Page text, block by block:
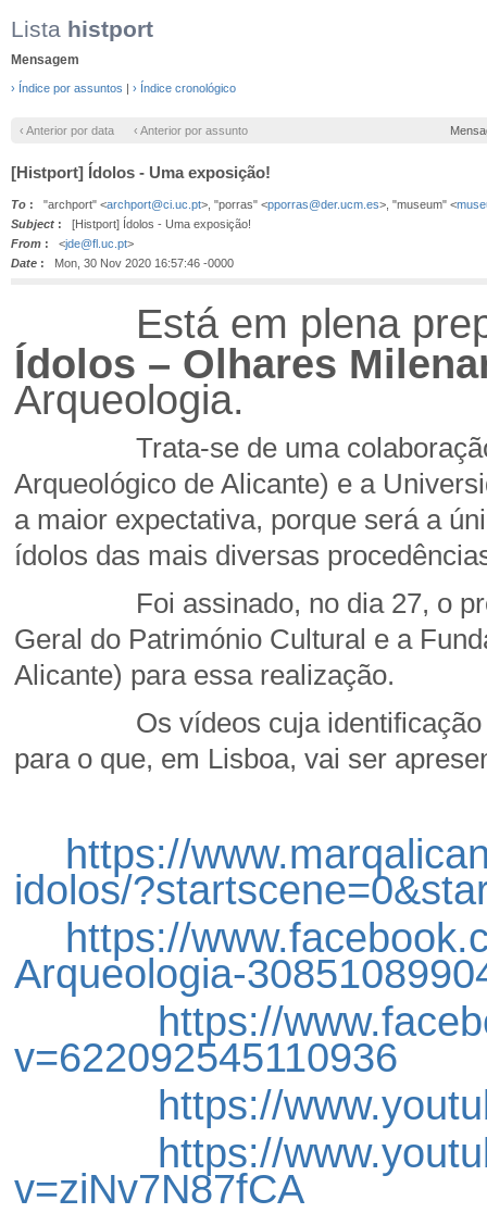
Lista histport
Mensagem
› Índice por assuntos | › Índice cronológico
‹ Anterior por data ‹ Anterior por assunto
[Histport] Ídolos - Uma exposição!
To : "archport" <archport@ci.uc.pt>, "porras" <pporras@der.ucm.es>, "museum" <
Subject : [Histport] Ídolos - Uma exposição!
From : <jde@fl.uc.pt>
Date : Mon, 30 Nov 2020 16:57:46 -0000
Está em plena
Ídolos – Olhares
Arqueologia.
Trata-se de uma
Arqueológico de Alicante) e a
a maior expectativa, porque será a
ídolos das mais diversas
Foi assinado, no dia 27, o
Geral do Património Cultural e a
Alicante) para essa realização.
Os vídeos cuja identificação vai
para o que, em Lisboa, vai ser
https://
idolos/
https://
Arqueologia-
https://
v=622092545110936
https://
https://
v=ziNv7N87fCA